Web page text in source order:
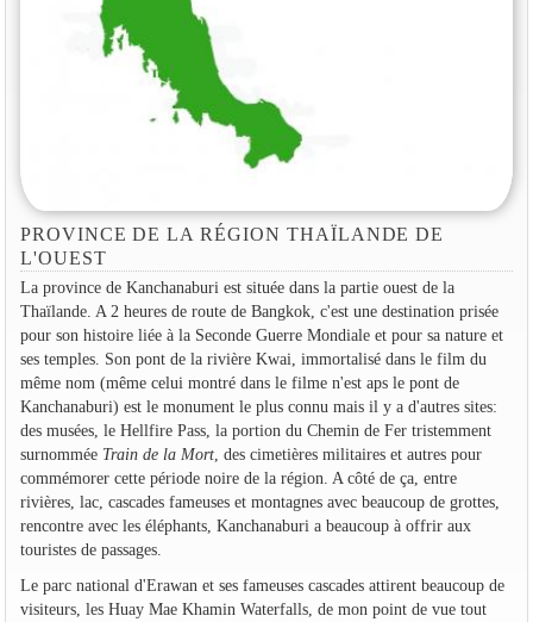
PROVINCE DE LA RÉGION THAÏLANDE DE
L'OUEST
La province de Kanchanaburi est située dans la partie ouest de la
Thaïlande. A 2 heures de route de Bangkok, c'est une destination prisée
pour son histoire liée à la Seconde Guerre Mondiale et pour sa nature et
ses temples. Son pont de la rivière Kwai, immortalisé dans le film du
même nom (même celui montré dans le filme n'est aps le pont de
Kanchanaburi) est le monument le plus connu mais il y a d'autres sites:
des musées, le Hellfire Pass, la portion du Chemin de Fer tristemment
surnommée Train de la Mort, des cimetières militaires et autres pour
commémorer cette période noire de la région. A côté de ça, entre
rivières, lac, cascades fameuses et montagnes avec beaucoup de grottes,
rencontre avec les éléphants, Kanchanaburi a beaucoup à offrir aux
touristes de passages.
Le parc national d'Erawan et ses fameuses cascades attirent beaucoup de
visiteurs, les Huay Mae Khamin Waterfalls, de mon point de vue tout